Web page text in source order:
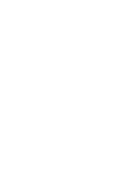
Mts quantity